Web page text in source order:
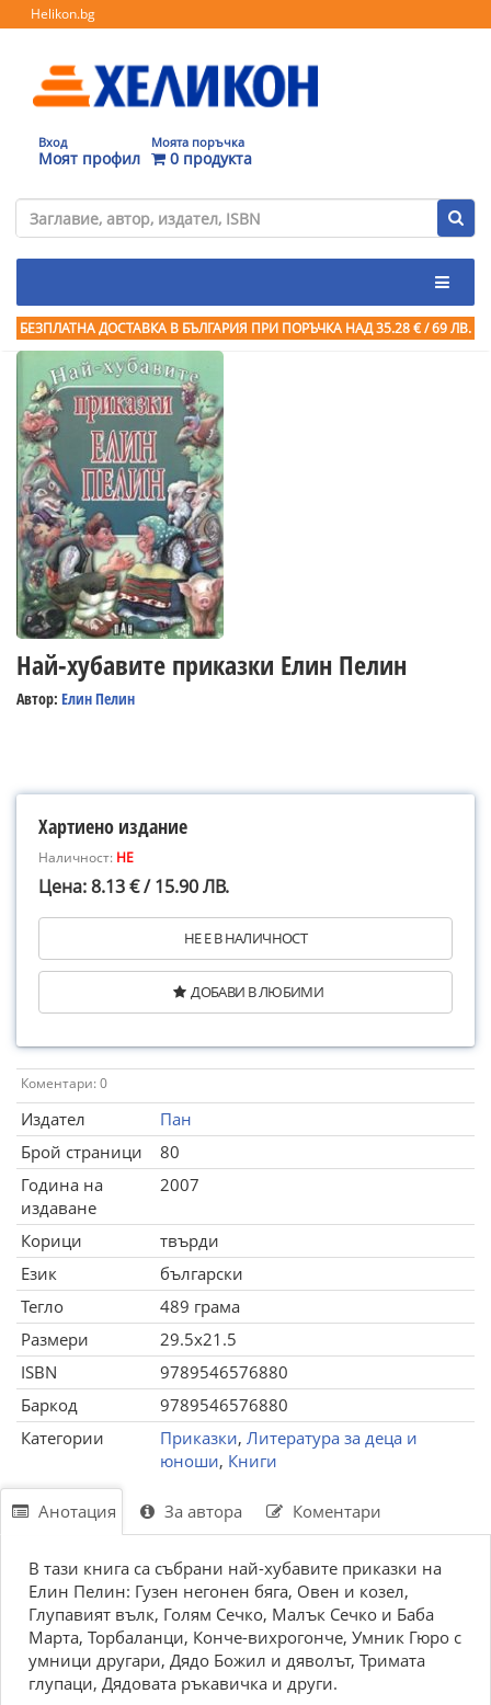
Helikon.bg
Вход
Моят профил
Моята поръчка
0 продукта
БЕЗПЛАТНА ДОСТАВКА В БЪЛГАРИЯ ПРИ ПОРЪЧКА НАД 35.28 € / 69 ЛВ.
Най-хубавите приказки Елин Пелин
Автор: Елин Пелин
Хартиено издание
Наличност: НЕ
Цена: 8.13 € / 15.90 ЛВ.
НЕ Е В НАЛИЧНОСТ
ДОБАВИ В ЛЮБИМИ
Коментари: 0
Издател
Пан
Брой страници
80
Година на
издаване
2007
Корици
твърди
Език
български
Тегло
489 грама
Размери
29.5x21.5
ISBN
9789546576880
Баркод
9789546576880
Категории
Приказки, Литература за деца и
юноши, Книги
Анотация За автора Коментари
В тази книга са събрани най-хубавите приказки на
Елин Пелин: Гузен негонен бяга, Овен и козел,
Глупавият вълк, Голям Сечко, Малък Сечко и Баба
Марта, Торбаланци, Конче-вихрогонче, Умник Гюро с
умници другари, Дядо Божил и дяволът, Тримата
глупаци, Дядовата ръкавичка и други.